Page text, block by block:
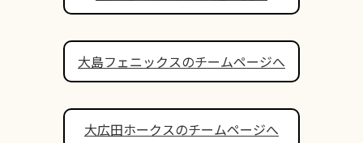
大島フェニックスのチームページへ
大広田ホークスのチームページへ